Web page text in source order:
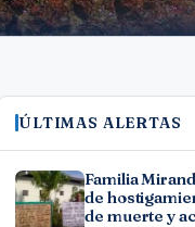
ÚLTIMAS ALERTAS
Familia
de
de muerte y